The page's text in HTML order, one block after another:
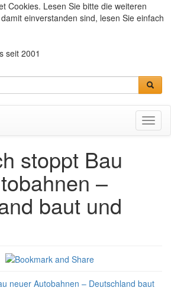
Cookies. Lesen Sie bitte die weiteren
einverstanden sind, lesen Sie einfach
seit 2001
stoppt Bau
–
baut und